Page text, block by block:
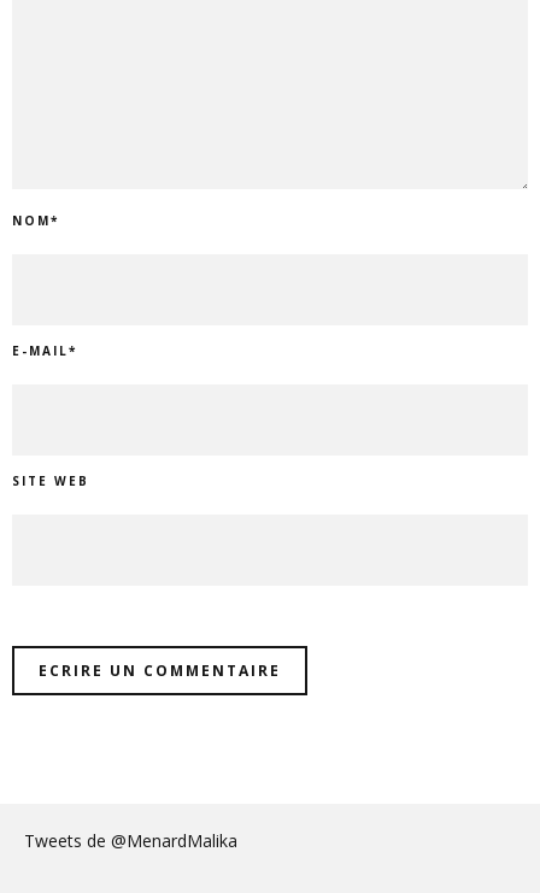
NOM*
E-MAIL*
SITE WEB
Tweets de @MenardMalika